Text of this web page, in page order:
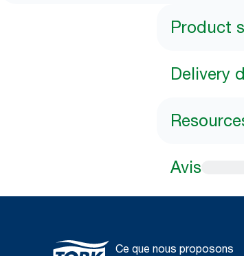
Product
Delivery
Avis
Ce que nous proposons